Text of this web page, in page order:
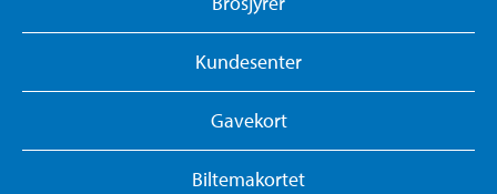
Kundesenter
Gavekort
Biltemakortet